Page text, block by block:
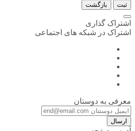
ثبت بازگشت
اشتراک گذاری
اشتراک در شبکه های اجتماعی
معرفی به دوستان
ارسال